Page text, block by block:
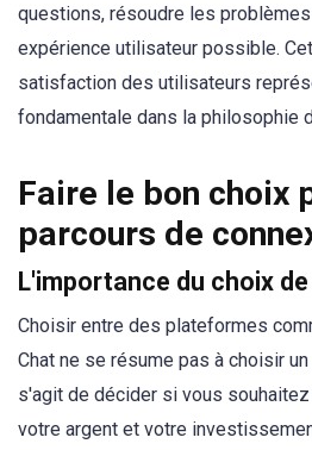
questions, résoudre les
expérience utilisateur possible.
satisfaction des utilisateurs
fondamentale dans la philosophie
Faire le bon choix
parcours de
L'importance du choix
Choisir entre des plateformes
Chat ne se résume pas à choisir
s'agit de décider si vous
votre argent et votre